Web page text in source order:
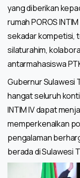
yang diberikan
rumah POROS
sekadar kompetisi,
silaturahim,
antarmahasiswa
Gubernur Sulawesi
hangat seluruh
INTIM IV dapat
memperkenalkan
pengalaman
berada di Sulawesi